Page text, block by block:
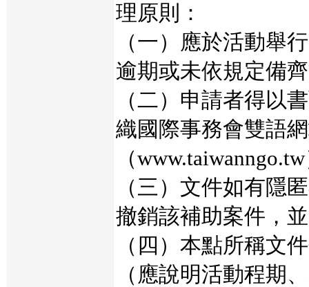
理原則：
（一）應於活動舉
逾期或未依規定備
（二）申請者得以
織國際事務會雙語
（
（三）文件如有隱
撤銷該補助案件，
（四）本點所稱文
（應說明活動程期